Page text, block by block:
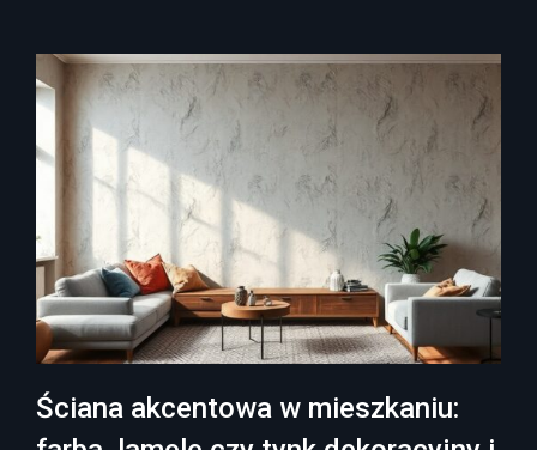
Ściana akcentowa w mieszkaniu: